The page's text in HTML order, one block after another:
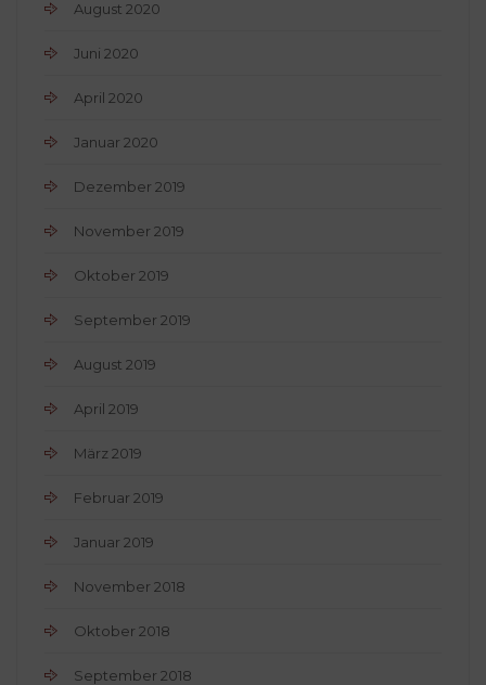
August 2020
Juni 2020
April 2020
Januar 2020
Dezember 2019
November 2019
Oktober 2019
September 2019
August 2019
April 2019
März 2019
Februar 2019
Januar 2019
November 2018
Oktober 2018
September 2018